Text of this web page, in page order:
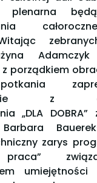
plenarna
Adamczyk
porządkiem
z
„DLA
zarys
praca”